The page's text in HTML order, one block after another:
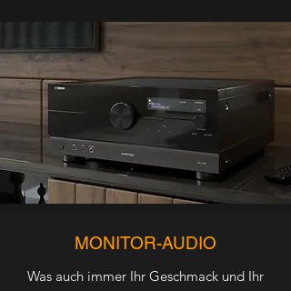
MONITOR-AUDIO
Was auch immer Ihr Geschmack und Ihr